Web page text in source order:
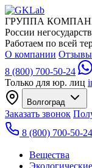
ГРУППА
России
Работаем по всей
О компании Отзывы
8 (800) 700-50-24
Только для юр. лиц
Волгоград
Заказать звонок
8 (800) 700-50-24
Вещества